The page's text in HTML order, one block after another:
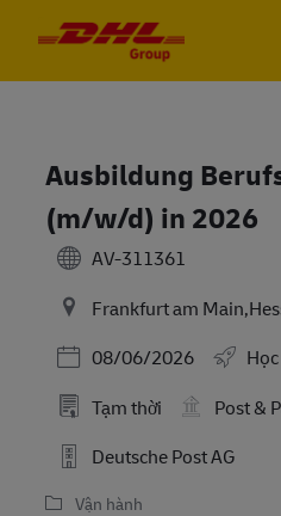
Ausbildung
(m/w/d) in 2026
AV-311361
Frankfurt am
Posted Date
08/06/2026
Tạm thời
Post &
Deutsche Post AG
Vận hành